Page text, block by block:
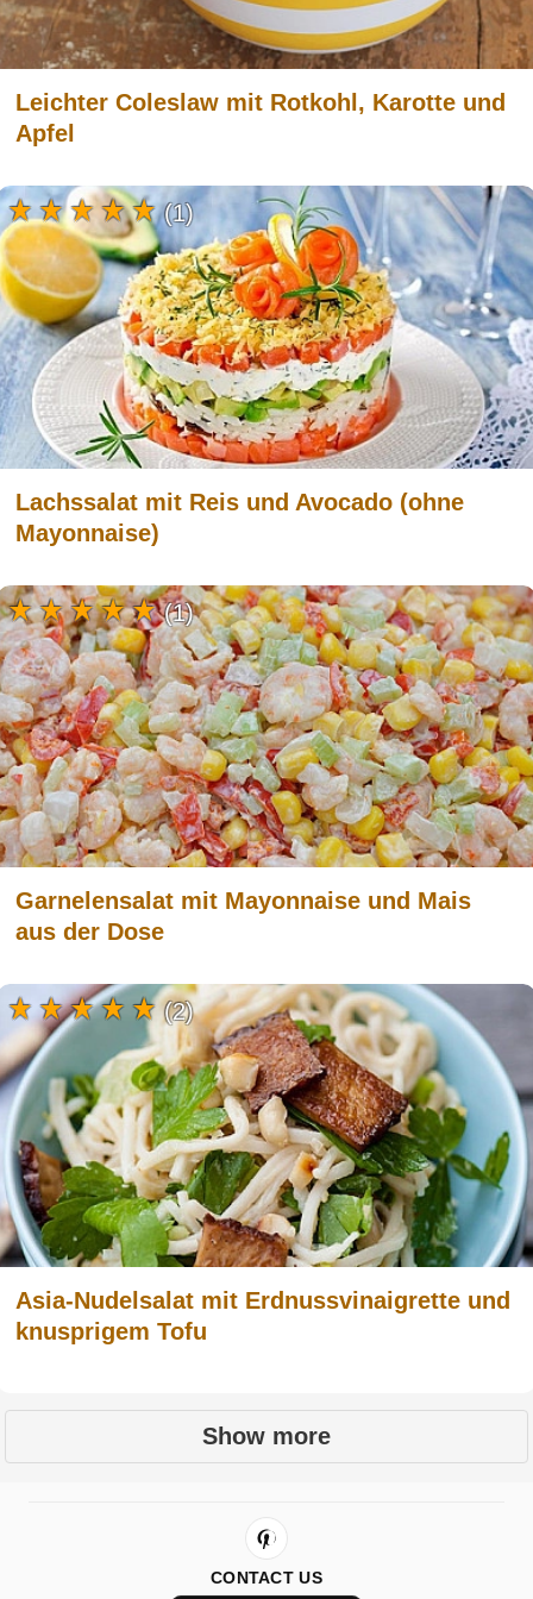
Leichter Coleslaw mit Rotkohl, Karotte und
Apfel
Lachssalat mit Reis und Avocado (ohne
Mayonnaise)
(1)
Garnelensalat mit Mayonnaise und Mais
aus der Dose
(1)
Asia-Nudelsalat mit Erdnussvinaigrette und
knusprigem Tofu
(2)
Show more
CONTACT US